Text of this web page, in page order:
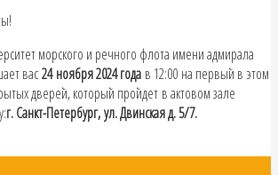
морского и речного флота имени адмирала
вас24 ноября 2024 года в 12:00 на первый в этом
дверей, который пройдет в актовом зале
г. Санкт-Петербург,ул. Двинская д. 5/7.